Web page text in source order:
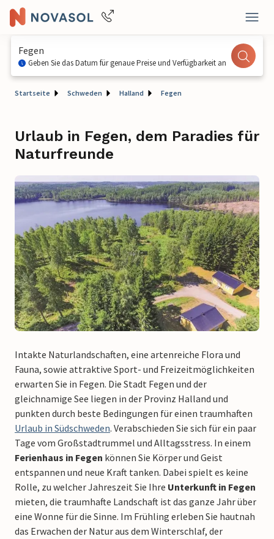
Fegen
Geben Sie das Datum für genaue Preise und Verfügbarkeit an
Startseite Schweden Halland Fegen
Urlaub in Fegen, dem Paradies für
Naturfreunde
Intakte Naturlandschaften, eine artenreiche Flora und
Fauna, sowie attraktive Sport- und Freizeitmöglichkeiten
erwarten Sie in Fegen. Die Stadt Fegen und der
gleichnamige See liegen in der Provinz Halland und
punkten durch beste Bedingungen für einen traumhaften
Urlaub in Südschweden. Verabschieden Sie sich für ein paar
Tage vom Großstadtrummel und Alltagsstress. In einem
Ferienhaus in Fegen können Sie Körper und Geist
entspannen und neue Kraft tanken. Dabei spielt es keine
Rolle, zu welcher Jahreszeit Sie Ihre Unterkunft in Fegen
mieten, die traumhafte Landschaft ist das ganze Jahr über
eine Wonne für die Sinne. Im Frühling erleben Sie hautnah
das Erwachen der Natur aus dem Winterschlaf, der